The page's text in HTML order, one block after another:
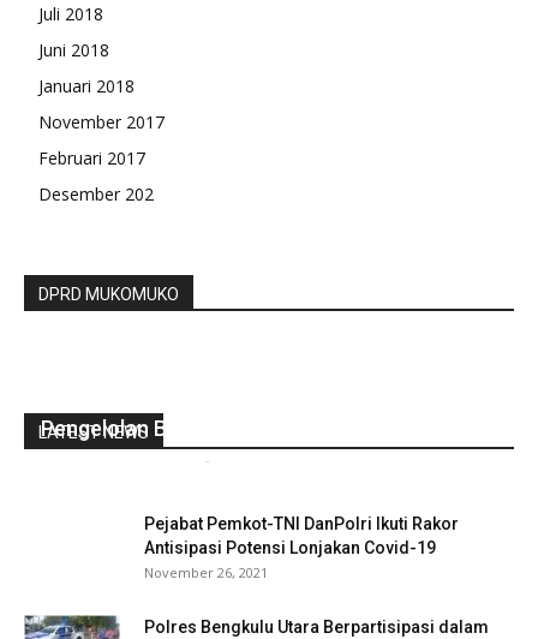
Juli 2018
Juni 2018
Januari 2018
November 2017
Februari 2017
Desember 202
DPRD MUKOMUKO
LATEST NEWS
Pengelolan BUMN Masih Perlu Dioptimalkan
-
Pejabat Pemkot-TNI DanPolri Ikuti Rakor
Antisipasi Potensi Lonjakan Covid-19
November 26, 2021
Polres Bengkulu Utara Berpartisipasi dalam